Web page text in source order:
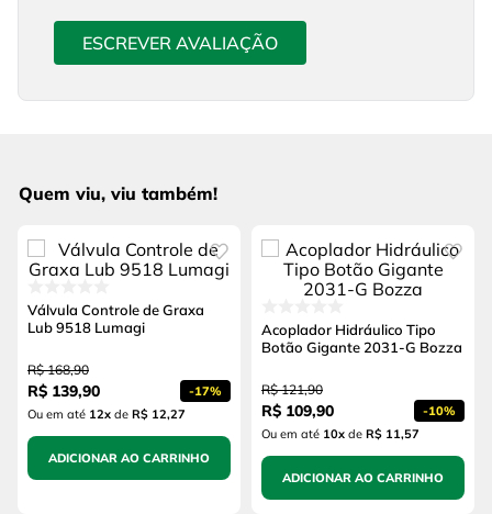
ESCREVER AVALIAÇÃO
Quem viu, viu também!
Válvula Controle de Graxa
Lub 9518 Lumagi
R$ 168,90
R$ 139,90 -17%
Ou em até 12x de R$ 12,27
ADICIONAR AO CARRINHO
Acoplador Hidráulico Tipo
Botão Gigante 2031-G Bozza
R$ 121,90
R$ 109,90 -10%
Ou em até 10x de R$ 11,57
ADICIONAR AO CARRINHO